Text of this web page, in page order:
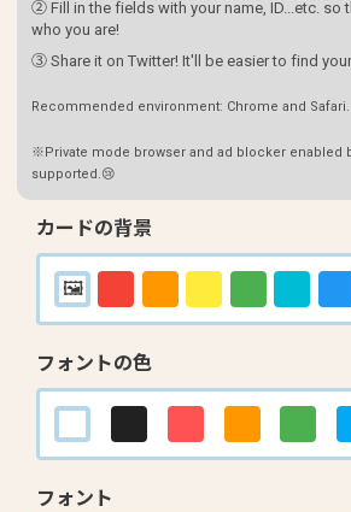
② Fill in the fields with your name, ID...etc. so
who you are!
③ Share it on Twitter! It'll be easier to find
Recommended environment: Chrome and Safari.
※Private mode browser and ad blocker enabled
supported.😢
カードの背景
フォントの色
フォント